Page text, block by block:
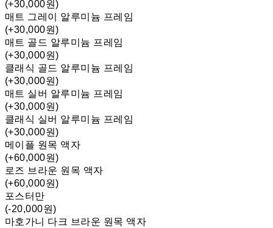
(+30,000원)
매트 그레이 알루미늄 프레임
(+30,000원)
매트 골드 알루미늄 프레임
(+30,000원)
클래식 골드 알루미늄 프레임
(+30,000원)
매트 실버 알루미늄 프레임
(+30,000원)
클래식 실버 알루미늄 프레임
(+30,000원)
메이플 원목 액자
(+60,000원)
로즈 브라운 원목 액자
(+60,000원)
포스터만
(-20,000원)
마호가니 다크 브라운 원목 액자